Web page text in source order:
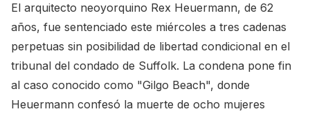
El arquitecto neoyorquino Rex Heuermann, de 62
años, fue sentenciado este miércoles a tres cadenas
perpetuas sin posibilidad de libertad condicional en el
tribunal del condado de Suffolk. La condena pone fin
al caso conocido como "Gilgo Beach", donde
Heuermann confesó la muerte de ocho mujeres